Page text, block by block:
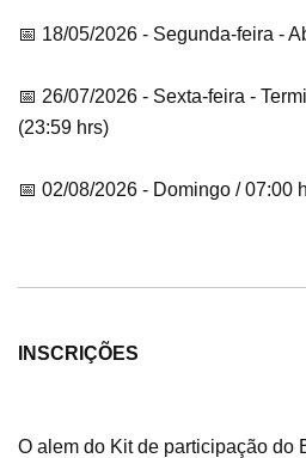
📅 18/05/2026 - Segunda-feira -
📅 26/07/2026 - Sexta-feira -
(23:59 hrs)
📅 02/08/2026 - Domingo / 07:00
INSCRIÇÕES
O alem do Kit de participação do